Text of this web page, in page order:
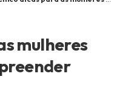
mulheres